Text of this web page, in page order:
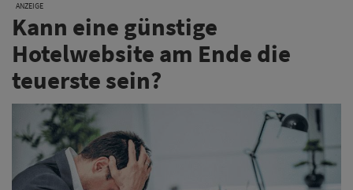
ANZEIGE
Kann eine günstige
Hotelwebsite am Ende die
teuerste sein?